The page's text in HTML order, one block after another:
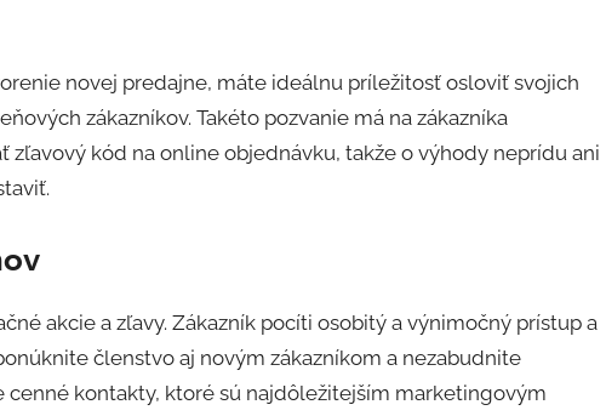
novej predajne, máte ideálnu príležitosť osloviť svojich
zákazníkov. Takéto pozvanie má na zákazníka
kód na online objednávku, takže o výhody neprídu ani
akcie a zľavy. Zákazník pocíti osobitý a výnimočný prístup a
členstvo aj novým zákazníkom a nezabudnite
cenné kontakty, ktoré sú najdôležitejším marketingovým